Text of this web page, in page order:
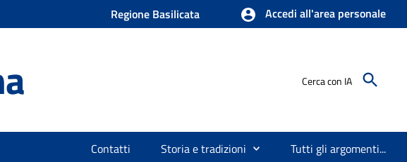
Regione Basilicata Accedi all'area personale
Cerca con IA
Contatti Storia e tradizioni Tutti gli argomenti...